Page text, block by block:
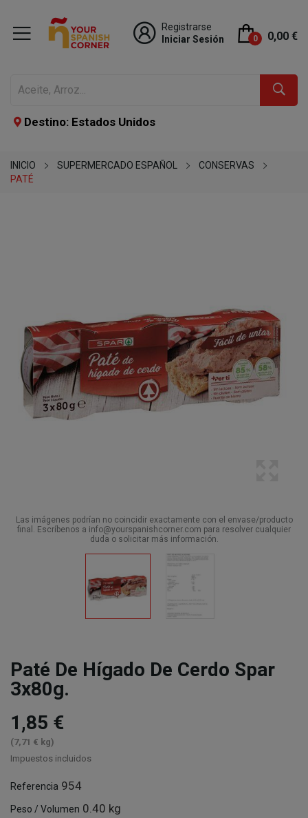
Registrarse
Iniciar Sesión
0 0,00 €
Destino: Estados Unidos
INICIO SUPERMERCADO ESPAÑOL
CONSERVAS
PATÉ
Las imágenes podrían no coincidir exactamente con el envase/producto
final. Escríbenos a info@yourspanishcorner.com para resolver cualquier
duda o solicitar más información.
Paté De Hígado De Cerdo Spar
3x80g.
1,85 €
(7,71 € kg)
Impuestos incluidos
Referencia 954
Peso / Volumen 0.40 kg